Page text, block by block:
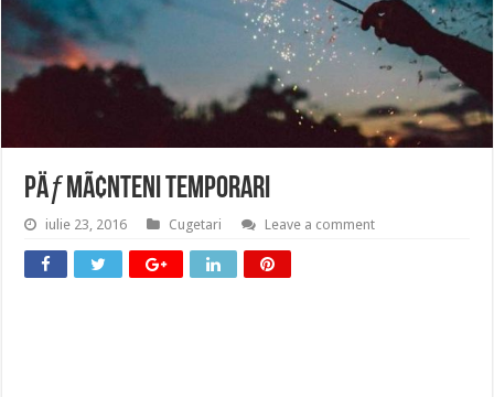
PÄƒmÃ¢nteni temporari
iulie 23, 2016 Cugetari Leave a comment